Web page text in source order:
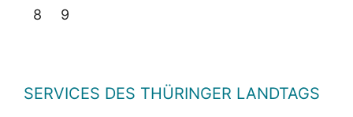
8 9
SERVICES DES THÜRINGER LANDTAGS